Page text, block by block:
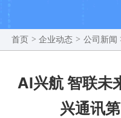
首页 > 企业动态 > 公司新闻
AI兴航 智联未
兴通讯